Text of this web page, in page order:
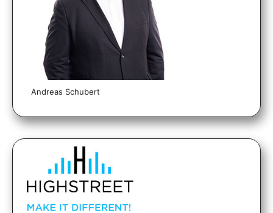
Andreas Schubert